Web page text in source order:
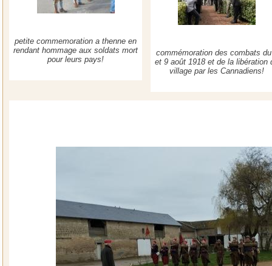
petite commemoration a thenne en
rendant hommage aux soldats mort
pour leurs pays!
commémoration des combats
et 9 août 1918 et de la libération
village par les Cannadiens!